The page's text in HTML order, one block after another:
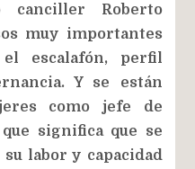
canciller Roberto
muy importantes
escalafón, perfil
Y se están
como jefe de
significa que se
labor y capacidad